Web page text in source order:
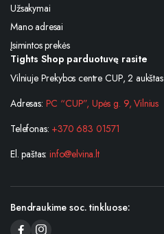
Užsakymai
Mano adresai
Įsimintos prekės
Tights Shop parduotuvę rasite
Vilniuje Prekybos centre CUP, 2 aukštas
Adresas: PC “CUP”, Upės g. 9, Vilnius
Telefonas: +370 683 01571
El. paštas:info@elvina.lt
Bendraukime soc. tinkluose: